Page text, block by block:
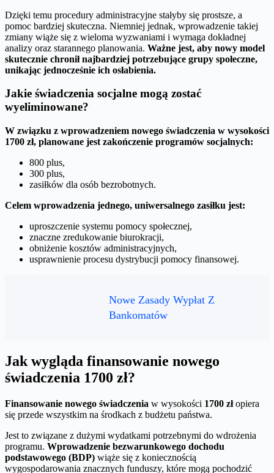
Dzięki temu procedury administracyjne stałyby się prostsze, a
pomoc bardziej skuteczna. Niemniej jednak, wprowadzenie takiej
zmiany wiąże się z wieloma wyzwaniami i wymaga dokładnej
analizy oraz starannego planowania. Ważne jest, aby nowy model
skutecznie chronił najbardziej potrzebujące grupy społeczne,
unikając jednocześnie ich osłabienia.
Jakie świadczenia socjalne mogą zostać
wyeliminowane?
W związku z wprowadzeniem nowego świadczenia w wysokości
1700 zł, planowane jest zakończenie programów socjalnych:
800 plus,
300 plus,
zasiłków dla osób bezrobotnych.
Celem wprowadzenia jednego, uniwersalnego zasiłku jest:
uproszczenie systemu pomocy społecznej,
znaczne zredukowanie biurokracji,
obniżenie kosztów administracyjnych,
usprawnienie procesu dystrybucji pomocy finansowej.
Nowe Zasady Wypłat Z
Bankomatów
Jak wygląda finansowanie nowego
świadczenia 1700 zł?
Finansowanie nowego świadczenia w wysokości 1700 złopiera
się przede wszystkim na środkach z budżetu państwa.
Jest to związane z dużymi wydatkami potrzebnymi do wdrożenia
programu. Wprowadzenie bezwarunkowego dochodu
podstawowego (BDP) wiąże się z koniecznością
wygospodarowania znacznych funduszy, które mogą pochodzić